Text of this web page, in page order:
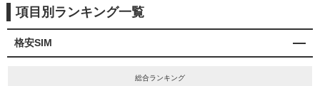
項目別ランキング一覧
格安SIM
総合ランキング